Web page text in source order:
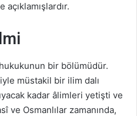
bir bölümüdür.
müstakil bir ilim dalı
kadar âlimleri yetişti ve
ve Osmanlılar zamanında,